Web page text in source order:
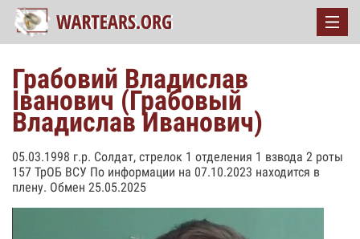
Грабовий Владислав
Іванович (Грабовый
Владислав Иванович)
05.03.1998 г.р. Солдат, стрелок 1 отделения 1 взвода 2 роты
157 ТрОБ ВСУ По информации на 07.10.2023 находится в
плену. Обмен 25.05.2025